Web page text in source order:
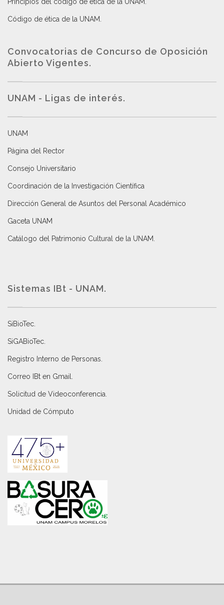
Código de ética de la UNAM
Convocatorias de Concurso de Oposición
Abierto Vigentes.
UNAM - Ligas de interés.
UNAM
Página del Rector
Consejo Universitario
Coordinación de la Investigación Científica
Dirección General de Asuntos del Personal Académico
Gaceta UNAM
Catálogo del Patrimonio Cultural de la UNAM.
Sistemas IBt - UNAM.
SiBioTec
SiGABioTec.
Registro Interno de Personas
Correo IBt en Gmail
Solicitud de Videoconferencia.
Unidad de Cómputo